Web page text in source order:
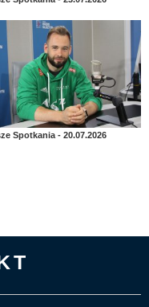
Spotkania - 20.07.2026